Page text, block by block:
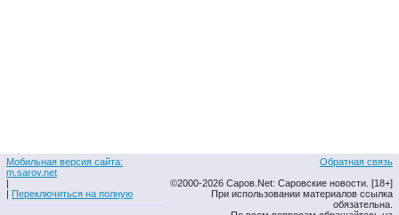
Мобильная версия сайта:
m.sarov.net
|
| Переключиться на полную
Обратная связь
©2000-2026 Саров.Net: Саровские новости. [18+]
При использовании материалов ссылка
обязательна.